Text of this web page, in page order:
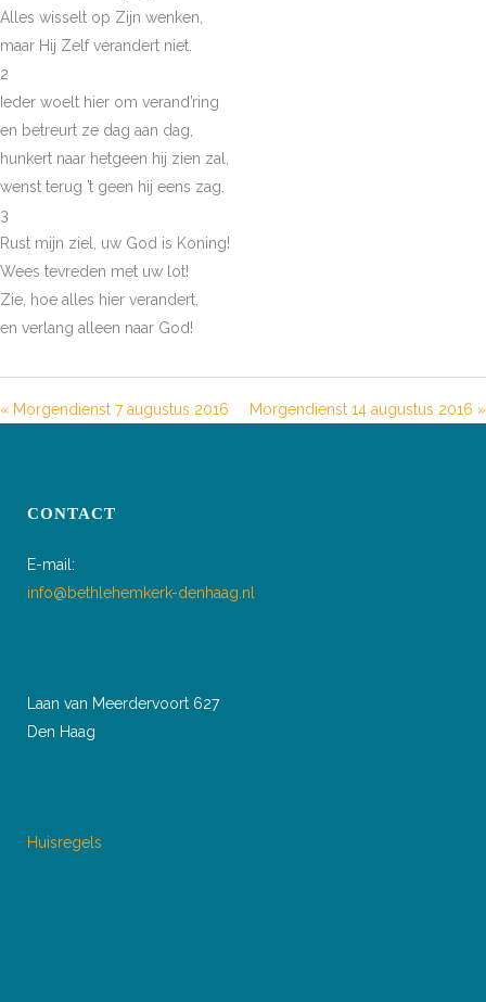
Alles wisselt op Zijn wenken,
maar Hij Zelf verandert niet.
2
Ieder woelt hier om verand’ring
en betreurt ze dag aan dag,
hunkert naar hetgeen hij zien zal,
wenst terug ’t geen hij eens zag.
3
Rust mijn ziel, uw God is Koning!
Wees tevreden met uw lot!
Zie, hoe alles hier verandert,
en verlang alleen naar God!
« Morgendienst 7 augustus 2016 Morgendienst 14 augustus 2016 »
CONTACT
E-mail:
info@bethlehemkerk-denhaag.nl
Laan van Meerdervoort 627
Den Haag
Huisregels